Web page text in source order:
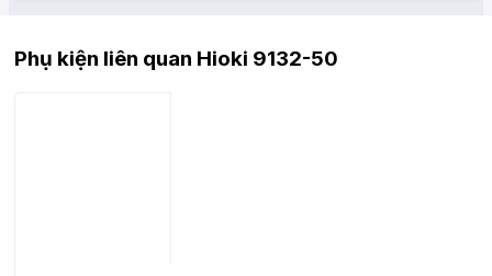
Phụ kiện liên quan Hioki 9132-50